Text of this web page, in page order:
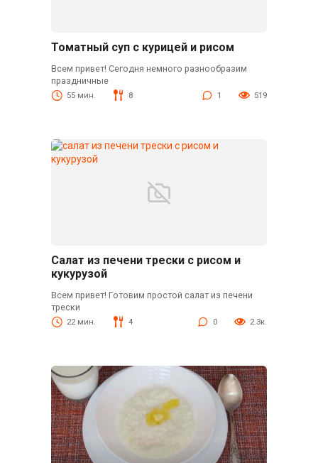
Томатный суп с курицей и рисом
Всем привет! Сегодня немного разнообразим
праздничные
55 мин. 8 1 519
Салат из печени трески с рисом и
кукурузой
Всем привет! Готовим простой салат из печени
трески
22 мин. 4 0 2.3к.